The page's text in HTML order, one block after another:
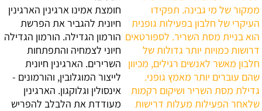
ממקור של מי גבינה. תפקידו
העיקרי של חלבון בפעילות גופנית
הוא בניית מסת השריר. לספורטאים
דרושות כמויות יותר גדולות של
חלבון מאשר לאנשים רגילים, מכיוון
שהם עוברים יותר מאמץ גופני.
גדילת מסת השריר ושיקום רקמות
שלאחר הפעילות מעלות דרישות
חומצת אמינו ארגינין הארגינין
חיונית להגביר את הפרשת
הורמון הגדילה. הורמון הגדילה
חיוני לצמחיה והתפתחות
השרירים. הארגינין חיונית
לייצור המוגלובין, והורמונים -
אינסולין וגלוקגון. הארגינין
מעודדת את הלבלב להפריש